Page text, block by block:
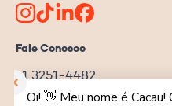
Fale Conosco
11 3251-4482